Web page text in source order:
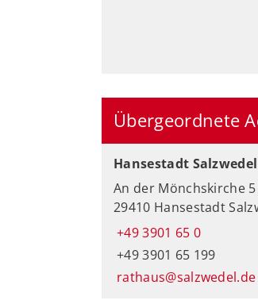
Übergeordnete
Hansestadt Salzwedel
An der Mönchskirche 5
29410 Hansestadt
+49 3901 65 0
+49 3901 65 199
rathaus@salzwedel.de